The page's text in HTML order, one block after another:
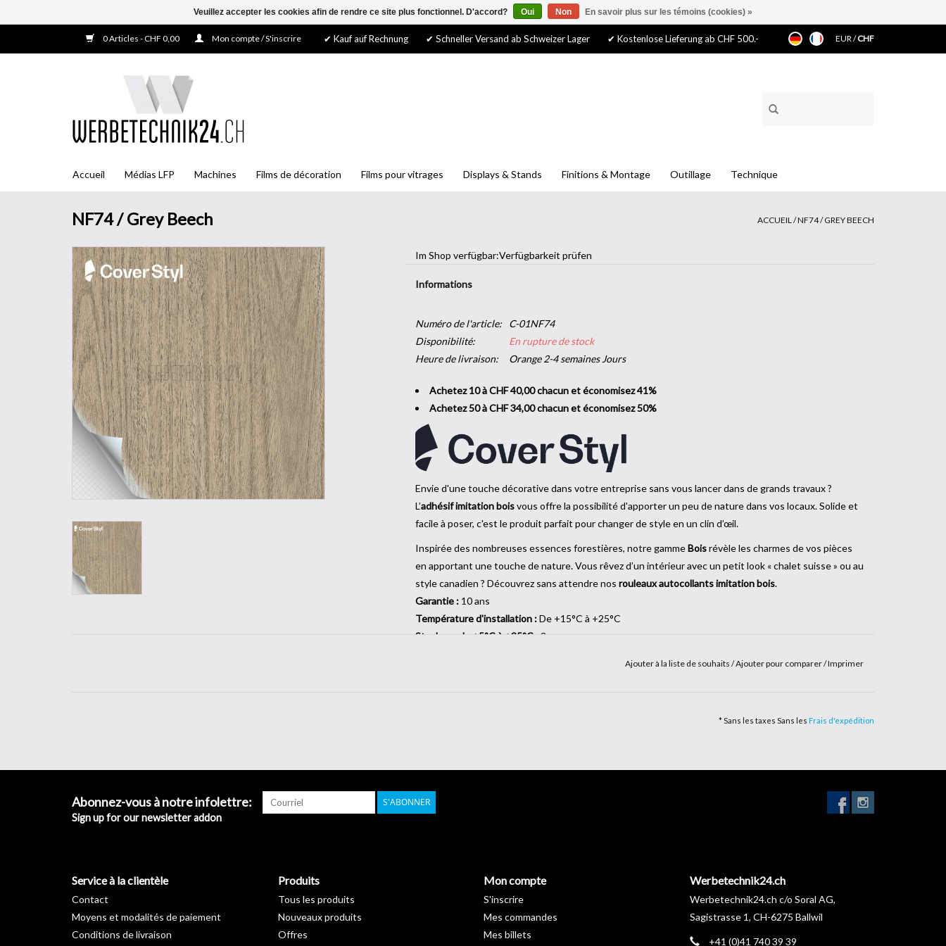
0 Articles - CHF 0,00 Mon compte / S'inscrire ✔ Kauf auf Rechnung ✔ Schneller Versand ab Schweizer Lager ✔ Kostenlose Lieferung ab CHF 500.- EUR/CHF
Accueil Médias LFP Machines Films de décoration Films pour vitrages Displays & Stands Finitions & Montage Outillage Technique
NF74 / Grey Beech ACCUEIL/NF74 / GREY BEECH
Im Shop verfügbar:Verfügbarkeit prüfen
Informations
Numéro de l'article:
C-01NF74
Disponibilité:
En rupture de stock
Heure de livraison:
Orange 2-4 semaines Jours
Achetez 10 à CHF 40,00 chacun et économisez 41%
Achetez 50 à CHF 34,00 chacun et économisez 50%
Envie d'une touche décorative dans votre entreprise sans vous lancer dans de grands travaux ?
L’adhésif imitation boisvous offre la possibilité d'apporter un peu de nature dans vos locaux. Solide et
facile à poser, c'est le produit parfait pour changer de style en un clin d’œil.
Inspirée des nombreuses essences forestières, notre gammeBoisrévèle les charmes de vos pièces
en apportant une touche de nature. Vous rêvez d’un intérieur avec un petit look « chalet suisse » ou au
style canadien ? Découvrez sans attendre nos rouleaux autocollants imitation bois.
Garantie :10 ans
Température d'installation :De +15°C à +25°C
Stockage de +5°C à +35°C :
3 ans
Ajouter à la liste de souhaits /Ajouter pour comparer/Imprimer
* Sans les taxes Sans les Frais d'expédition
Abonnez-vous à notre infolettre:
Sign up for our newsletter addon
S'ABONNER
Service à la clientèle
Contact
Moyens et modalités de paiement
Conditions de livraison
Produits
Tous les produits
Nouveaux produits
Offres
Mon compte
S'inscrire
Mes commandes
Mes billets
Werbetechnik24.ch
Werbetechnik24.ch c/o Soral AG,
Sagistrasse 1, CH-6275 Ballwil
+41 (0)41 740 39 39
Veuillez accepter les cookies afin de rendre ce site plus fonctionnel. D'accord? Oui Non En savoir plus sur les témoins (cookies) »